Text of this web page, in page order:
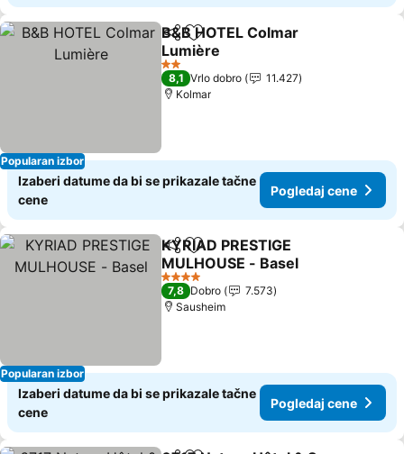
Popularan izbor
Deli Dodati u favorite
B&B HOTEL Colmar
Lumière
2 Zvezdice
8,1 Vrlo dobro
11.427
Kolmar
Izaberi datume da bi se prikazale tačne
cene
Pogledaj cene
Popularan izbor
Deli Dodati u favorite
KYRIAD PRESTIGE
MULHOUSE - Basel
4 Zvezdice
7,8 Dobro
7.573
Sausheim
Izaberi datume da bi se prikazale tačne
cene
Pogledaj cene